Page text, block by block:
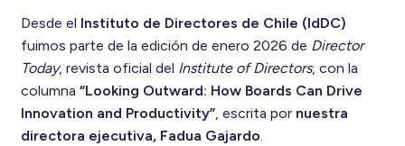
Desde el Instituto de Directores de Chile (IdDC)
fuimos parte de la edición de enero 2026 de Director
Today, revista oficial del Institute of Directors, con la
columna “Looking Outward: How Boards Can Drive
Innovation and Productivity”, escrita por nuestra
directora ejecutiva, Fadua Gajardo.